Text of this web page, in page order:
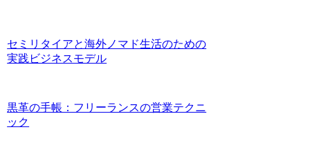
セミリタイアと海外ノマド生活のための
実践ビジネスモデル
黒革の手帳：フリーランスの営業テクニ
ック